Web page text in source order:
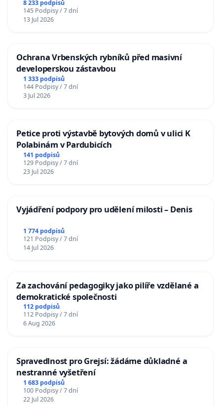
Charles University
8 233 podpisů
145 Podpisy / 7 dní
13 Jul 2026
Ochrana Vrbenských rybníků před masivní
developerskou zástavbou
1 333 podpisů
144 Podpisy / 7 dní
3 Jul 2026
Petice proti výstavbě bytových domů v ulici K
Polabinám v Pardubicích
141 podpisů
129 Podpisy / 7 dní
23 Jul 2026
Vyjádření podpory pro udělení milosti – Denis
1 774 podpisů
121 Podpisy / 7 dní
14 Jul 2026
Za zachování pedagogiky jako pilíře vzdělané a
demokratické společnosti
112 podpisů
112 Podpisy / 7 dní
6 Aug 2026
Spravedlnost pro Grejsí: žádáme důkladné a
nestranné vyšetření
1 683 podpisů
100 Podpisy / 7 dní
22 Jul 2026